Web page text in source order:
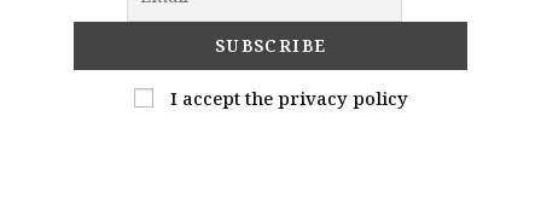
I accept the privacy policy